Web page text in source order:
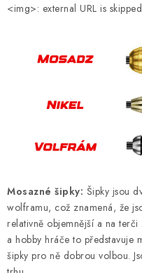
<img>: external URL is
Mosazné šipky: Šipky jsou
wolframu, což znamená, že
relativně objemnější a na
a hobby hráče to představuje
šipky pro ně dobrou volbou.